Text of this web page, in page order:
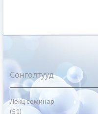
Сонголтууд
Лекц семинар
(51)